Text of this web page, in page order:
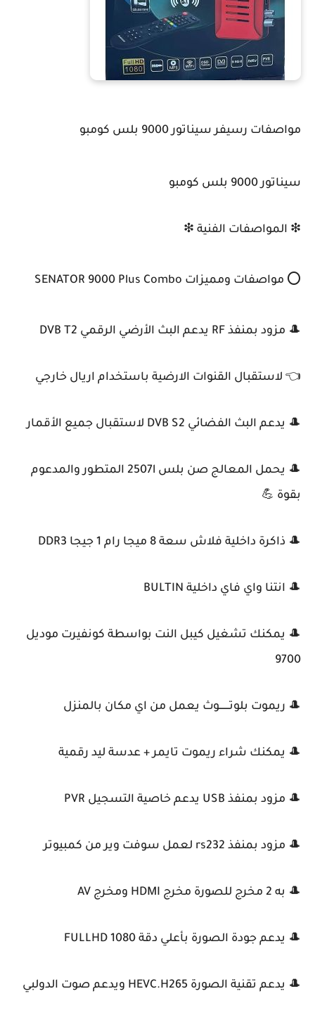
مواصفات رسيفر سيناتور 9000 بلس كومبو
سيناتور 9000 بلس كومبو
❇ المواصفات الفنية ❇
⭕️ مواصفات ومميزات SENATOR 9000 Plus Combo
🎩 مزود بمنفذ RF يدعم البث الأرضي الرقمي DVB T2
👈 لاستقبال القنوات الارضية باستخدام اريال خارجي
🎩 يدعم البث الفضائي DVB S2 لاستقبال جميع الأقمار
🎩 يحمل المعالج صن بلس 2507l المتطور والمدعوم
بقوة 💪
🎩 ذاكرة داخلية فلاش سعة 8 ميجا رام 1 جيجا DDR3
🎩 انتنا واي فاي داخلية BULTIN
🎩 يمكنك تشغيل كيبل النت بواسطة كونفيرت موديل
9700
🎩 ريموت بلوتـــــــوث يعمل من اي مكان بالمنزل
🎩 يمكنك شراء ريموت تايمر + عدسة ليد رقمية
🎩 مزود بمنفذ USB يدعم خاصية التسجيل PVR
🎩 مزود بمنفذ rs232 لعمل سوفت وير من كمبيوتر
🎩 به 2 مخرج للصورة مخرج HDMI ومخرج AV
🎩 يدعم جودة الصورة بأعلي دقة FULLHD 1080
🎩 يدعم تقنية الصورة HEVC.H265 ويدعم صوت الدولبي